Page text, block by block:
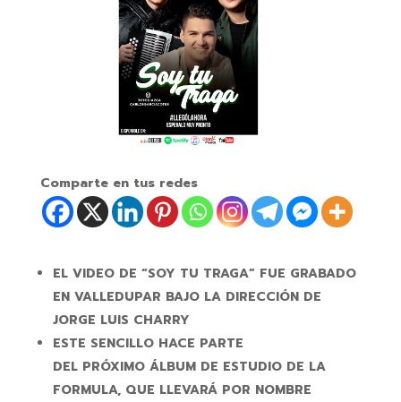
Comparte en tus redes
EL VIDEO DE “SOY TU TRAGA” FUE GRABADO
EN VALLEDUPAR BAJO LA DIRECCIÓNDE
JORGE LUIS CHARRY
ESTE SENCILLO HACE PARTE
DEL PRÓXIMO ÁLBUMDE ESTUDIO DE LA
FORMULA, QUE LLEVARÁPOR NOMBRE